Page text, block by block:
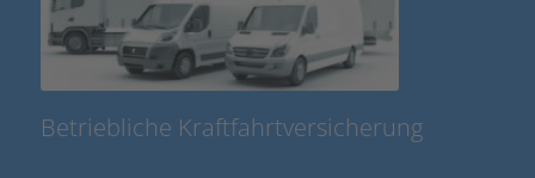
Betriebliche Kraftfahrtversicherung